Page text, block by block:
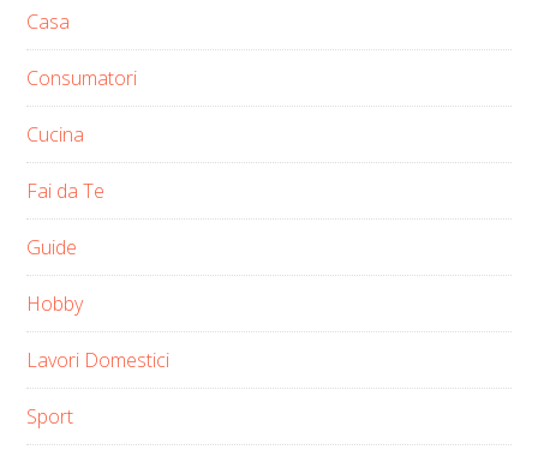
Casa
Consumatori
Cucina
Fai da Te
Guide
Hobby
Lavori Domestici
Sport